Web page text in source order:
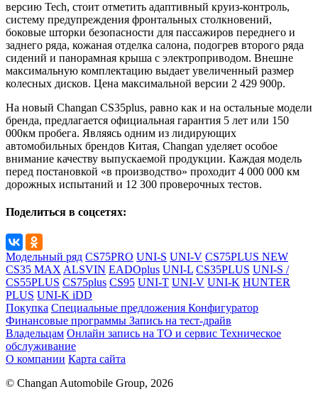
версию Tech, стоит отметить адаптивный круиз-контроль,
систему предупреждения фронтальных столкновений,
боковые шторки безопасности для пассажиров переднего и
заднего ряда, кожаная отделка салона, подогрев второго ряда
сидений и панорамная крыша с электроприводом. Внешне
максимальную комплектацию выдает увеличенный размер
колесных дисков. Цена максимальной версии 2 429 900р.
На новый Changan CS35plus, равно как и на остальные модели
бренда, предлагается официальная гарантия 5 лет или 150
000км пробега. Являясь одним из лидирующих
автомобильных брендов Китая, Changan уделяет особое
внимание качеству выпускаемой продукции. Каждая модель
перед постановкой «в производство» проходит 4 000 000 км
дорожных испытаний и 12 300 проверочных тестов.
Поделиться в соцсетях:
Модельный ряд CS75PRO UNI-S UNI-V CS75PLUS NEW
CS35 MAX ALSVIN EADOplus UNI-L CS35PLUS UNI-S /
CS55PLUS CS75plus CS95 UNI-T UNI-V UNI-K HUNTER
PLUS UNI-K iDD
Покупка Специальные предложения Конфигуратор
Финансовые программы Запись на тест-драйв
Владельцам Онлайн запись на ТО и сервис Техническое
обслуживание
О компании Карта сайта
© Changan Automobile Group, 2026